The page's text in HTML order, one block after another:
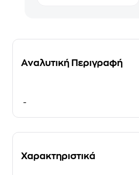
Αναλυτική Περιγραφή
-
Χαρακτηριστικά